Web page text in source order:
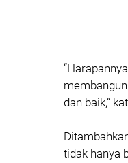
dan baik,”
tidak hanya